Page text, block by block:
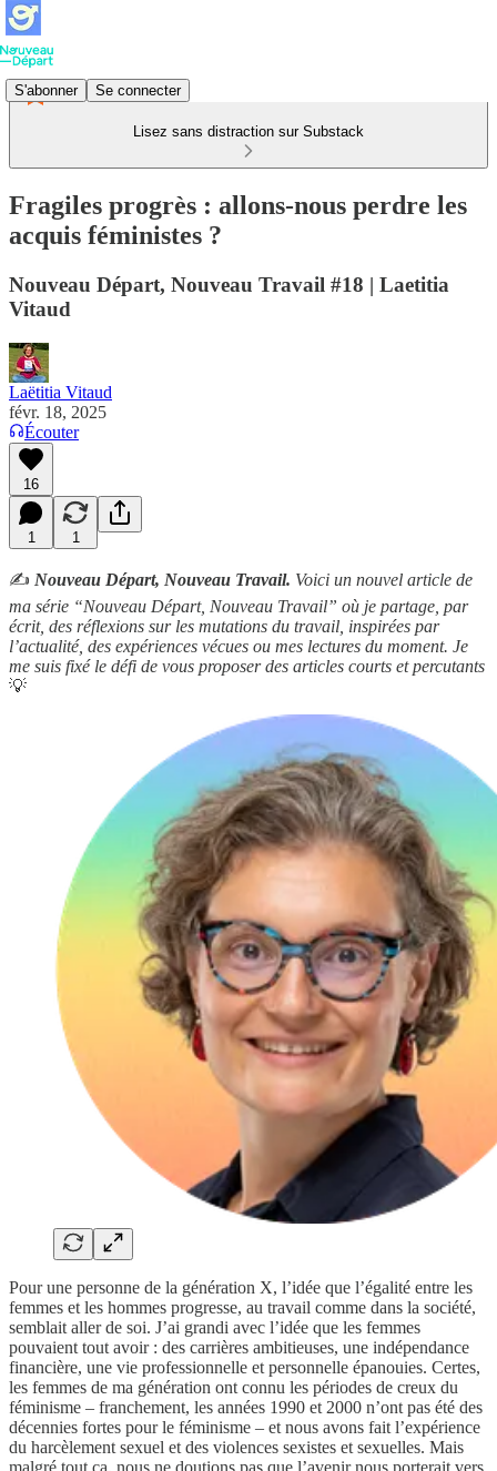
S'abonner Se connecter
Lisez sans distraction sur Substack
Fragiles progrès : allons-nous perdre les
acquis féministes ?
Nouveau Départ, Nouveau Travail #18 | Laetitia
Vitaud
Laëtitia Vitaud
févr. 18, 2025
Écouter
16
1 1
✍️ Nouveau Départ, Nouveau Travail. Voici un nouvel article de
ma série “Nouveau Départ, Nouveau Travail” où je partage, par
écrit, des réflexions sur les mutations du travail, inspirées par
l’actualité, des expériences vécues ou mes lectures du moment. Je
me suis fixé le défi de vous proposer des articles courts et percutants
💡
Pour une personne de la génération X, l’idée que l’égalité entre les
femmes et les hommes progresse, au travail comme dans la société,
semblait aller de soi. J’ai grandi avec l’idée que les femmes
pouvaient tout avoir : des carrières ambitieuses, une indépendance
financière, une vie professionnelle et personnelle épanouies. Certes,
les femmes de ma génération ont connu les périodes de creux du
féminisme – franchement, les années 1990 et 2000 n’ont pas été des
décennies fortes pour le féminisme – et nous avons fait l’expérience
du harcèlement sexuel et des violences sexistes et sexuelles. Mais
malgré tout ça, nous ne doutions pas que l’avenir nous porterait vers